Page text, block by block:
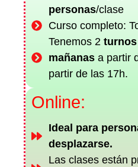
personas/clase
Curso completo:
Tenemos 2 turnos
mañanasa partir
partir de las 17h.
Online:
Ideal para
desplazarse.
Las clases están